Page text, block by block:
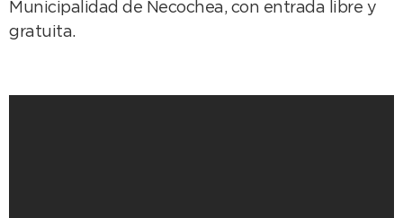
Municipalidad de Necochea, con entrada libre y
gratuita.